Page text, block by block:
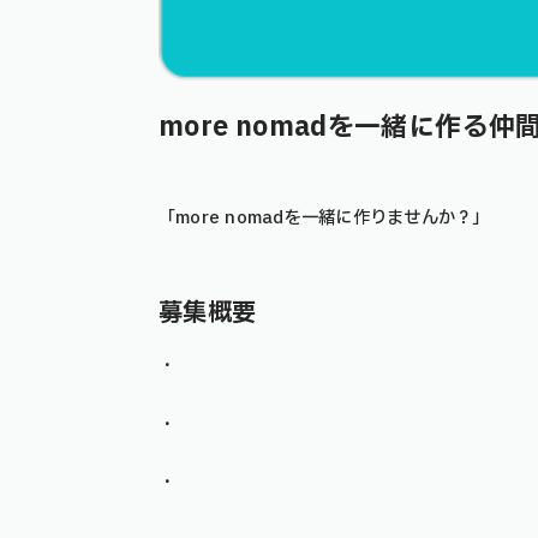
more nomadを一緒に作る仲
「more nomadを一緒に作りませんか？」
募集概要
・
・
・